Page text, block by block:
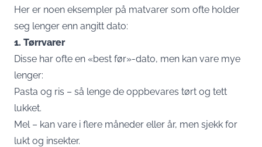
Her er noen eksempler på matvarer som ofte holder
seg lenger enn angitt dato:
1. Tørrvarer
Disse har ofte en «best før»-dato, men kan vare mye
lenger:
Pasta og ris – så lenge de oppbevares tørt og tett
lukket.
Mel – kan vare i flere måneder eller år, men sjekk for
lukt og insekter.